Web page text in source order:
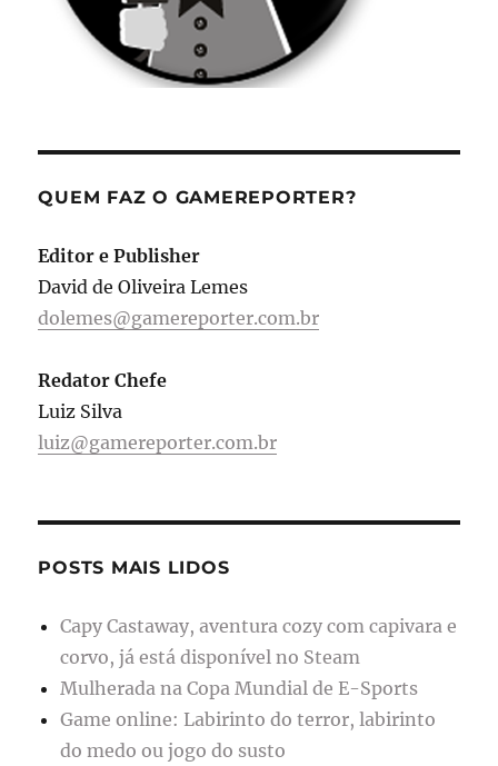
QUEM FAZ O GAMEREPORTER?
Editor e Publisher
David de Oliveira Lemes
dolemes@gamereporter.com.br
Redator Chefe
Luiz Silva
luiz@gamereporter.com.br
POSTS MAIS LIDOS
Capy Castaway, aventura cozy com capivara e
corvo, já está disponível no Steam
Mulherada na Copa Mundial de E-Sports
Game online: Labirinto do terror, labirinto
do medo ou jogo do susto